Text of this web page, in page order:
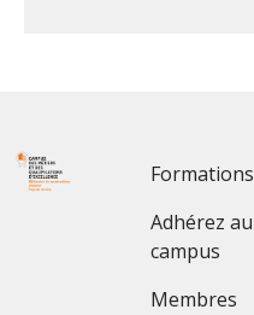
Footer 1
Formations
Adhérez au
campus
Membres